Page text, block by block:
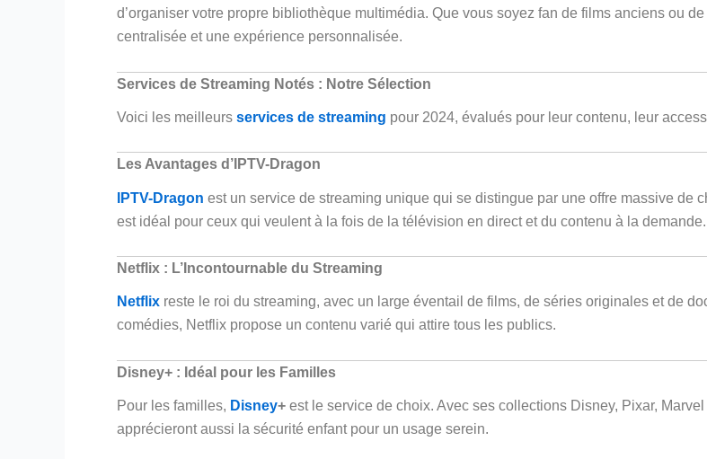
d’organiser votre propre bibliothèque multimédia. Que vous soyez fan de films anciens ou
centralisée et une expérience personnalisée.
Services de Streaming Notés : Notre Sélection
Voici les meilleurs services de streaming pour 2024, évalués pour leur contenu, leur
Les Avantages d’IPTV-Dragon
IPTV-Dragon est un service de streaming unique qui se distingue par une offre massive de
est idéal pour ceux qui veulent à la fois de la télévision en direct et du contenu à la demande.
Netflix : L’Incontournable du Streaming
Netflix reste le roi du streaming, avec un large éventail de films, de séries originales et de
comédies, Netflix propose un contenu varié qui attire tous les publics.
Disney+ : Idéal pour les Familles
Pour les familles, Disney+ est le service de choix. Avec ses collections Disney, Pixar,
apprécieront aussi la sécurité enfant pour un usage serein.